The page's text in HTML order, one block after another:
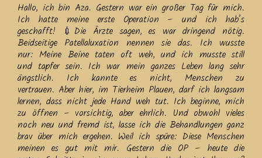
Hallo, ich bin Aza. Gestern war ein großer Tag für mich.
Ich hatte meine erste Operation – und ich hab’s
geschafft! 💉Die Ärzte sagen, es war dringend nötig.
Beidseitige Patellaluxation nennen sie das. Ich wusste
nur: Meine Beine taten oft weh, und ich musste still
und tapfer sein. Ich war mein ganzes Leben lang sehr
ängstlich. Ich kannte es nicht, Menschen zu
vertrauen. Aber hier, im Tierheim Plauen, darf ich langsam
lernen, dass nicht jede Hand weh tut. Ich beginne, mich
zu öffnen – vorsichtig, aber ehrlich. Und obwohl vieles
noch neu und fremd ist, lasse ich die Behandlungen ganz
brav über mich ergehen. Weil ich spüre: Diese Menschen
meinen es gut mit mir. Gestern die OP – heute die